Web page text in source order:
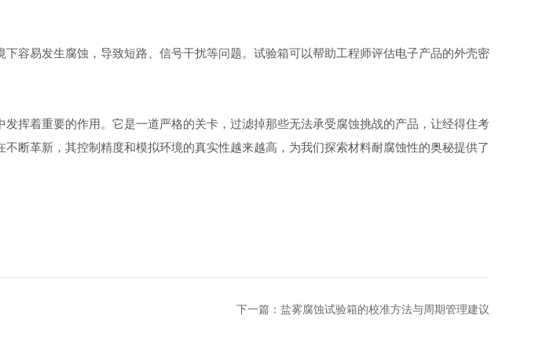
易发生腐蚀，导致短路、信号干扰等问题。试验箱可以帮助工程师评估电子产品的外壳密
着重要的作用。它是一道严格的关卡，过滤掉那些无法承受腐蚀挑战的产品，让经得住考
断革新，其控制精度和模拟环境的真实性越来越高，为我们探索材料耐腐蚀性的奥秘提供了
下一篇： 盐雾腐蚀试验箱的校准方法与周期管理建议